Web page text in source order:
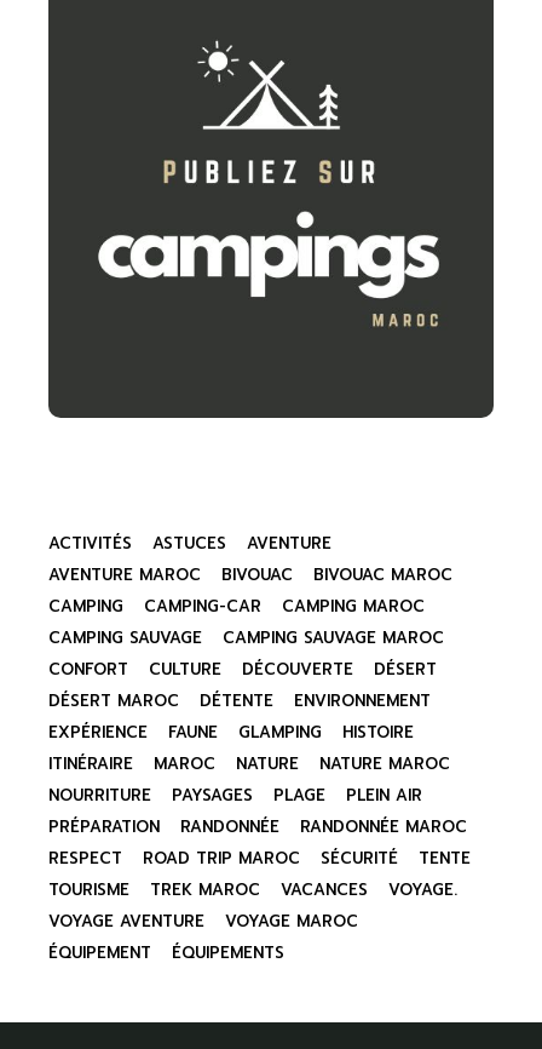
ACTIVITÉS ASTUCES
AVENTURE
AVENTURE MAROC
BIVOUAC
BIVOUAC MAROC
CAMPING
CAMPING-CAR
CAMPING MAROC
CAMPING SAUVAGE
CAMPING SAUVAGE MAROC
CONFORT
CULTURE DÉCOUVERTE
DÉSERT
DÉSERT MAROC
DÉTENTE
ENVIRONNEMENT
EXPÉRIENCE
FAUNE GLAMPING
HISTOIRE
ITINÉRAIRE
MAROC NATURE
NATURE MAROC
NOURRITURE
PAYSAGES PLAGE
PLEIN AIR
PRÉPARATION
RANDONNÉE
RANDONNÉE MAROC
RESPECT
ROAD TRIP MAROC SÉCURITÉ
TENTE
TOURISME
TREK MAROC VACANCES
VOYAGE.
VOYAGE AVENTURE
VOYAGE MAROC
ÉQUIPEMENT
ÉQUIPEMENTS